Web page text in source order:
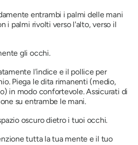
entrambi i palmi delle mani
i palmi rivolti verso l'alto, verso il
gli occhi.
l'indice e il pollice per
Piega le dita rimanenti (medio,
in modo confortevole. Assicurati di
su entrambe le mani.
oscuro dietro i tuoi occhi.
tutta la tua mente e il tuo